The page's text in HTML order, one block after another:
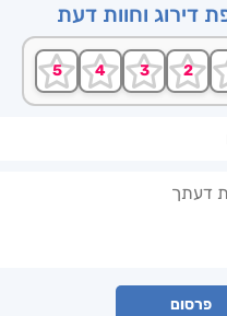
דירוג וחוות דעת
פרסום